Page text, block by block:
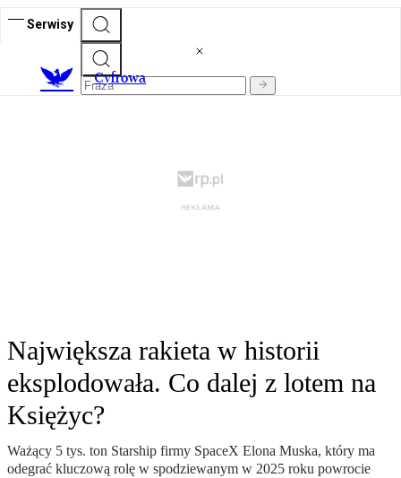
Serwisy
Cyfrowa
Największa rakieta w historii
eksplodowała. Co dalej z lotem na
Księżyc?
Ważący 5 tys. ton Starship firmy SpaceX Elona Muska, który ma
odegrać kluczową rolę w spodziewanym w 2025 roku powrocie